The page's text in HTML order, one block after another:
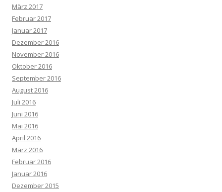
März 2017
Februar 2017
Januar 2017
Dezember 2016
November 2016
Oktober 2016
September 2016
August 2016
Juli 2016
Juni 2016
Mai 2016
April 2016
März 2016
Februar 2016
Januar 2016
Dezember 2015